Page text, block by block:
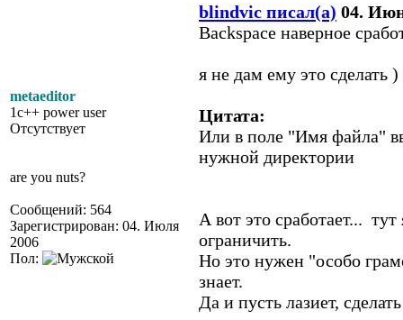
metaeditor
1c++ power user
Отсутствует
are you nuts?
Сообщений: 564
Зарегистрирован: 04. Июля
2006
Пол:
blindvic писал(а) 04.
Backspace наверное
я не дам ему это сделать )
Цитата:
Или в поле "Имя файла"
нужной директории
А вот это сработает...
ограничить.
Но это нужен "особо
знает.
Да и пусть лазиет,